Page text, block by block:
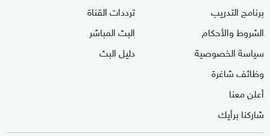
برنامج التدريب
الشروط والأحكام
سياسة الخصوصية
وظائف شاغرة
أعلن معنا
شاركنا برأيك
ترددات القناة
البث المباشر
دليل البث